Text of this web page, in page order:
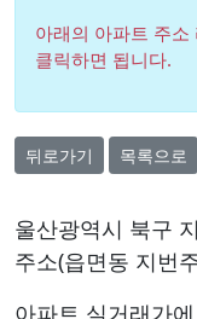
아래의 아파트 주
클릭하면 됩니다.
뒤로가기 목록으로
울산광역시 북구
주소(읍면동 지번
아파트 실거래가